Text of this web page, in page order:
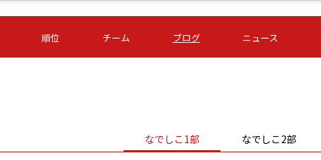
第16節 09/05 (土) 15:00
石人の星
-
第16節 09/05 (土) 16:00
ＡＧＦ
-
いちご
-
順位 チーム ブログ ニュース
なでしこ1部 なでしこ2部